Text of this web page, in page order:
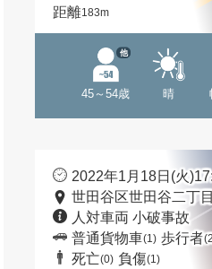
距離183m
45～54歳
他
晴
2022年1月18日(火
世田谷区世田谷二丁
人対車両 小破事故
普通貨物車(1) 歩行者
死亡(0) 負傷(1)